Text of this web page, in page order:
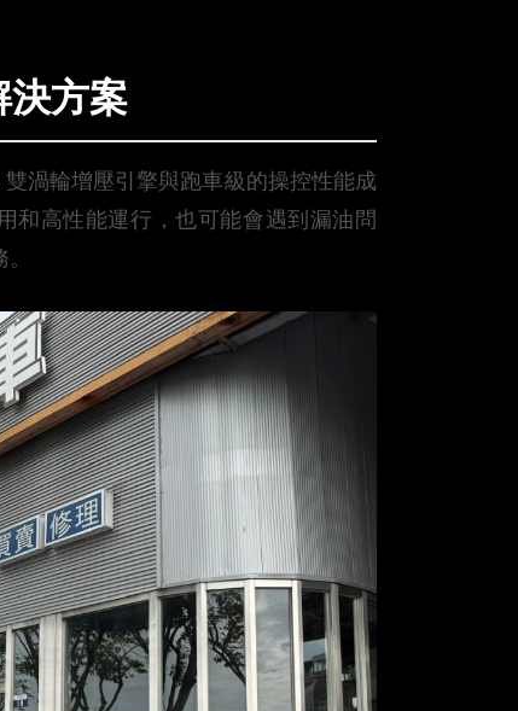
決方案
雙渦輪增壓引擎與跑車級的操控性能成
和高性能運行，也可能會遇到漏油問